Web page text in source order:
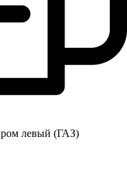
левый (ГАЗ)